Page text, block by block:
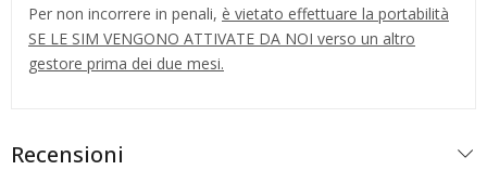
Per non incorrere in penali, è vietato effettuare la portabilità
SE LE SIM VENGONO ATTIVATE DA NOI verso un altro
gestore prima dei due mesi.
Recensioni